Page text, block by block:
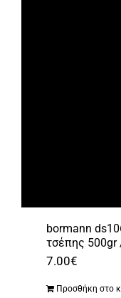
bormann
τσέπης 500gr
7.00€
Προσθήκη στο